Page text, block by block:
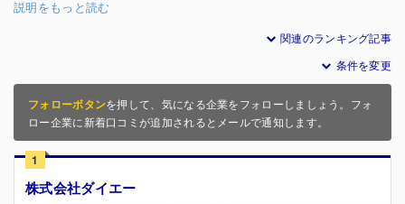
説明をもっと読む
関連のランキング記事
条件を変更
フォローボタンを押して、気になる企業をフォローしましょう。フォ
ロー企業に新着口コミが追加されるとメールで通知します。
1
株式会社ダイエー